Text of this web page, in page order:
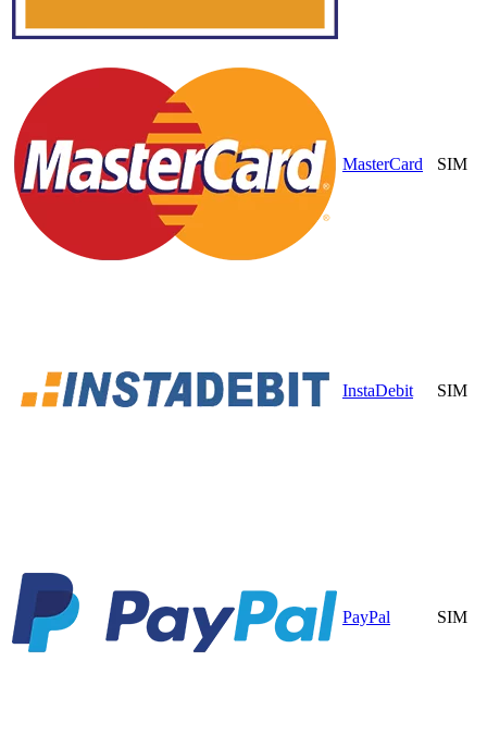
MasterCard SIM
InstaDebit SIM
PayPal SIM